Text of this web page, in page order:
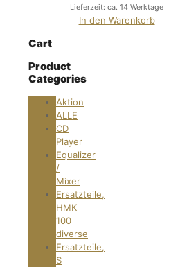
Lieferzeit: ca. 14 Werktage
In den Warenkorb
Cart
Product
Categories
Aktion
ALLE
CD
Player
Equalizer
/
Mixer
Ersatzteile,
HMK
100
diverse
Ersatzteile,
S